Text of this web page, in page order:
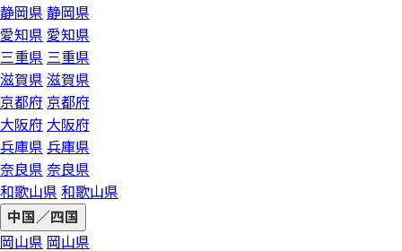
静岡県 静岡県
愛知県 愛知県
三重県 三重県
滋賀県 滋賀県
京都府 京都府
大阪府 大阪府
兵庫県 兵庫県
奈良県 奈良県
和歌山県 和歌山県
中国／四国
岡山県 岡山県